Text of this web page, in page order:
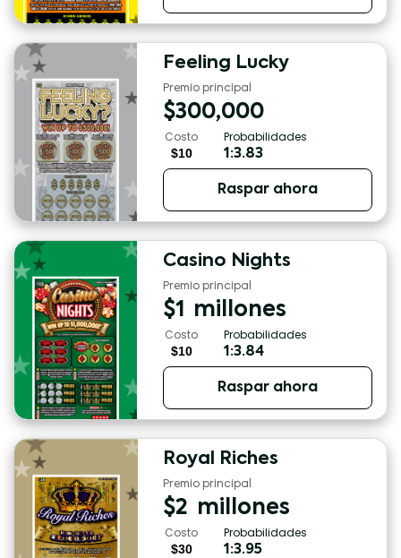
Feeling Lucky
Premio principal
$300,000
Costo
$10
Probabilidades
1:3.83
Raspar ahora
Casino Nights
Premio principal
$1 millones
Costo
$10
Probabilidades
1:3.84
Raspar ahora
Royal Riches
Premio principal
$2 millones
Costo
$30
Probabilidades
1:3.95